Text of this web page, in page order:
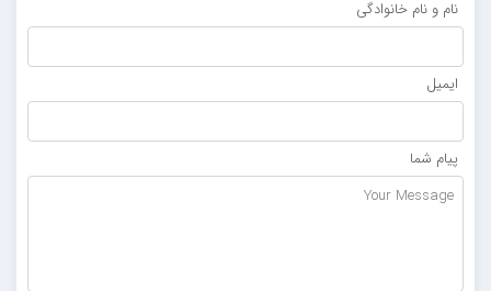
نام و نام خانوادگی
ایمیل
پیام شما